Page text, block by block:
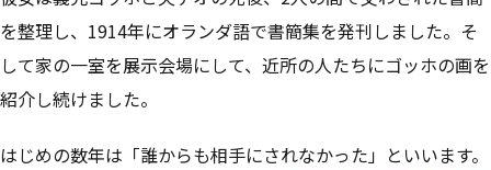
を整理し、1914年にオランダ語で書簡集を発刊しました。そ
して家の一室を展示会場にして、近所の人たちにゴッホの画を
紹介し続けました。
はじめの数年は「誰からも相手にされなかった」といいます。